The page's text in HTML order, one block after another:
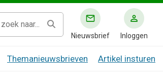
Nieuwsbrief Inloggen
Themanieuwsbrieven Artikel insturen